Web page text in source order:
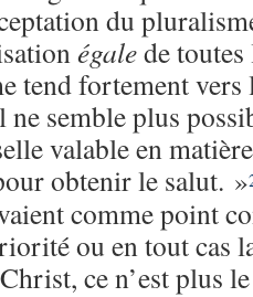
du
égalede
tend fortement
semble plus
valable en
obtenir le salut. »
comme point
ou en tout cas
ce n’est plus